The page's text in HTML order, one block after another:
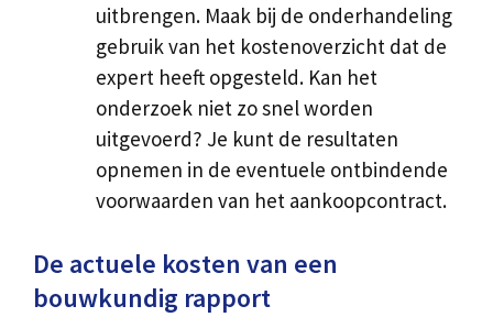
uitbrengen. Maak bij de onderhandeling
gebruik van het kostenoverzicht dat de
expert heeft opgesteld. Kan het
onderzoek niet zo snel worden
uitgevoerd? Je kunt de resultaten
opnemen in de eventuele ontbindende
voorwaarden van het aankoopcontract.
De actuele kosten van een
bouwkundig rapport